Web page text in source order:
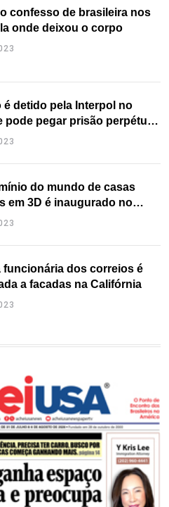
confesso de brasileira nos
onde deixou o corpo
é detido pela Interpol no
pode pegar prisão perpétua
do mundo de casas
em 3D é inaugurado no
funcionária dos correios é
a facadas na Califórnia